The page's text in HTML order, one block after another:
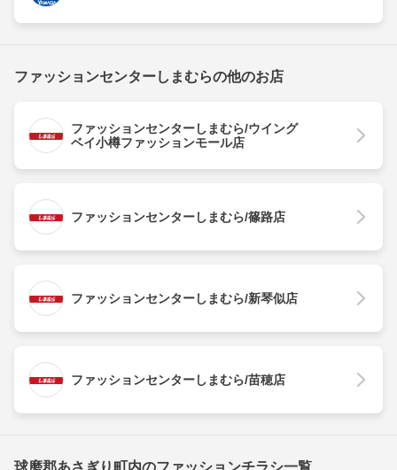
ファッションセンターしまむらの他のお店
ファッションセンターしまむら/ウイング
ベイ小樽ファッションモール店
ファッションセンターしまむら/篠路店
ファッションセンターしまむら/新琴似店
ファッションセンターしまむら/苗穂店
球磨郡あさぎり町内のファッションチラシ一覧